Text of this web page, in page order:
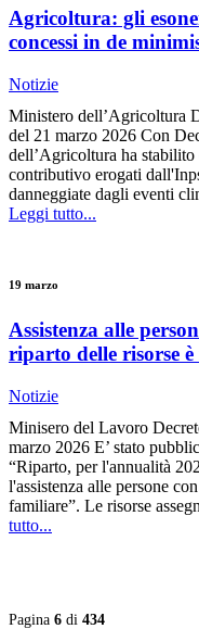
Agricoltura: gli
concessi in de
Notizie
Ministero dell’Agricoltura
del 21 marzo 2026 Con
dell’Agricoltura ha
contributivo erogati
danneggiate dagli eventi
Leggi tutto...
19 marzo
Assistenza alle
riparto delle risorse è
Notizie
Minisero del Lavoro
marzo 2026 E’ stato
“Riparto, per l'annualità
l'assistenza alle persone
familiare”. Le risorse
tutto...
Pagina 6 di 434